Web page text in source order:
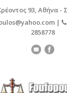
93, Αθήνα -
|
2858778